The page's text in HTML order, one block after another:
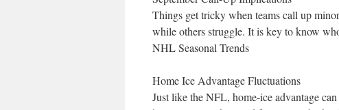
Things get tricky when teams call up
while others struggle. It is key to know
NHL Seasonal Trends
Home Ice Advantage Fluctuations
Just like the NFL, home-ice advantage